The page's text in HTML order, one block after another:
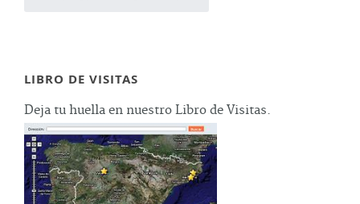
LIBRO DE VISITAS
Deja tu huella en nuestro Libro de Visitas.